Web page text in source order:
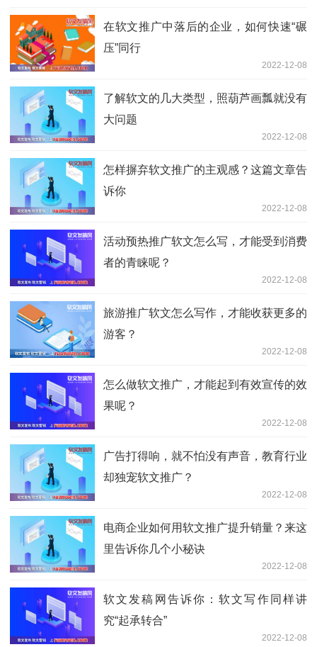
在软文推广中落后的企业，如何快速“碾
压”同行
2022-12-08
了解软文的几大类型，照葫芦画瓢就没有
大问题
2022-12-08
怎样摒弃软文推广的主观感？这篇文章告
诉你
2022-12-08
活动预热推广软文怎么写，才能受到消费
者的青睐呢？
2022-12-08
旅游推广软文怎么写作，才能收获更多的
游客？
2022-12-08
怎么做软文推广，才能起到有效宣传的效
果呢？
2022-12-08
广告打得响，就不怕没有声音，教育行业
却独宠软文推广？
2022-12-08
电商企业如何用软文推广提升销量？来这
里告诉你几个小秘诀
2022-12-08
软文发稿网告诉你：软文写作同样讲
究“起承转合”
2022-12-08